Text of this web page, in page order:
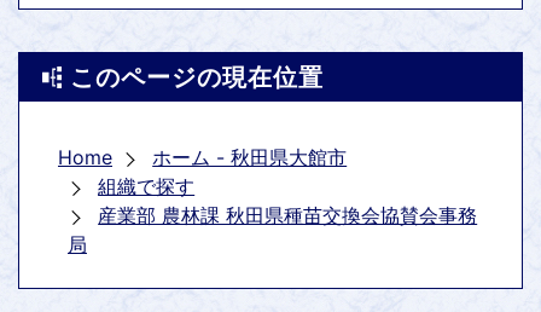
このページの現在位置
Home
ホーム - 秋田県大館市
組織で探す
産業部 農林課 秋田県種苗交換会協賛会事務
局